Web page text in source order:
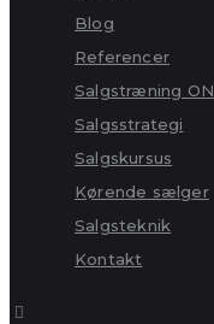
Blog
Referencer
Salgstræning
Salgsstrategi
Salgskursus
Kørende sælger
Salgsteknik
Kontakt